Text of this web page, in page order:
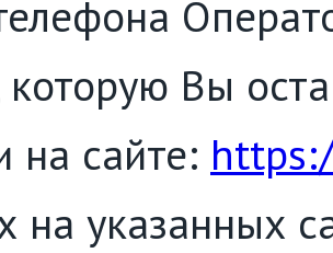
которую Вы
на сайте:
на указанных